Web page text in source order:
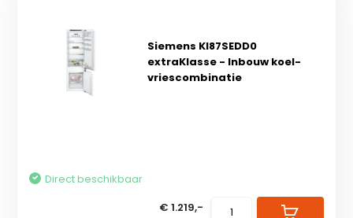
Siemens KI87SEDD0
extraKlasse - Inbouw koel-
vriescombinatie
Direct beschikbaar
€ 1.219,-